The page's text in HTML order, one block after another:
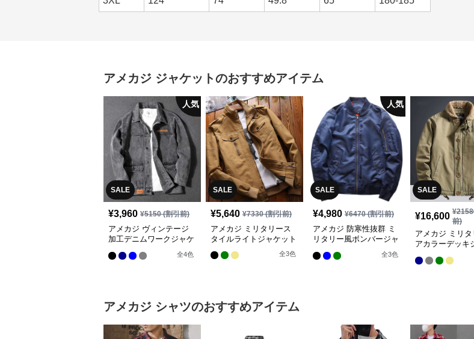
アメカジ ジャケットのおすすめアイテム
SALE
人気
¥3,960 ¥5150(割引前)
アメカジ ヴィンテージ
加工デニムワークジャケ
全4色
SALE
¥5,640 ¥7330(割引前)
アメカジ ミリタリース
タイルライトジャケット
全3色
SALE
人気
¥4,980 ¥6470(割引前)
アメカジ 防寒性抜群 ミ
リタリー風ボンバージャ
全3色
SALE
¥16,600 ¥
前)
アメカジ ミリ
アカラーデッキ
アメカジ シャツのおすすめアイテム